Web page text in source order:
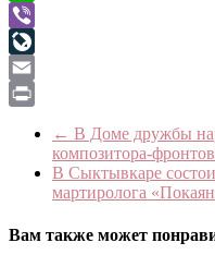
WhatsApp
Viber
LiveJournal
Email
← В Доме дружбы
композитора-
В Сыктывкаре
мартиролога
Вам также может